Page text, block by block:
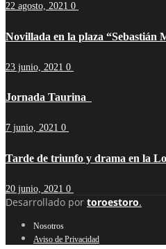
22 agosto, 2021 0
Novillada en la plaza “Sebastián
23 junio, 2021 0
Jornada Taurina
7 junio, 2021 0
Tarde de triunfo y drama en la
20 junio, 2021 0
Desarrollado por toroestoro.
Nosotros
Aviso de Privacidad